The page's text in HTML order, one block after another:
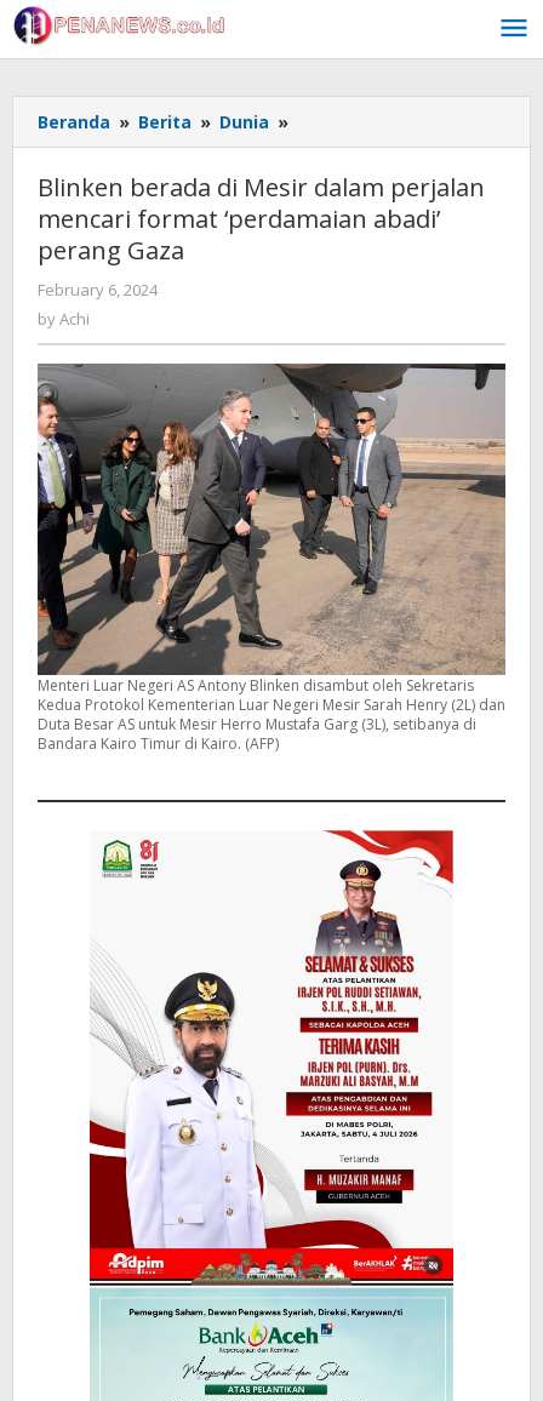
Skip
to
content
Beranda » Berita » Dunia »
berada
Mesir
dalam
abadi'
perang
Gaza
Blinken berada di Mesir dalam perjalan
mencari format ‘perdamaian abadi’
perang Gaza
February 6, 2024
byAchi
Menteri Luar Negeri AS Antony Blinken disambut oleh Sekretaris
Kedua Protokol Kementerian Luar Negeri Mesir Sarah Henry (2L) dan
Duta Besar AS untuk Mesir Herro Mustafa Garg (3L), setibanya di
Bandara Kairo Timur di Kairo. (AFP)